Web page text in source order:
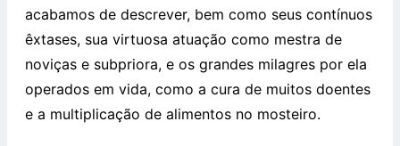
acabamos de descrever, bem como seus contínuos
êxtases, sua virtuosa atuação como mestra de
noviças e subpriora, e os grandes milagres por ela
operados em vida, como a cura de muitos doentes
e a multiplicação de alimentos no mosteiro.